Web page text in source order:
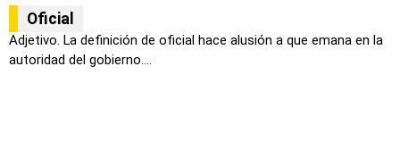
Oficial
Adjetivo. La definición de oficial hace alusión a que emana en la
autoridad del gobierno....